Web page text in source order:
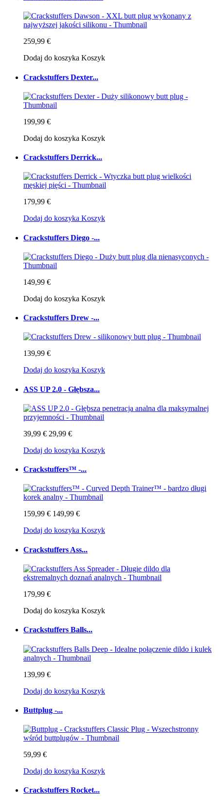
259,99 €
Dodaj do koszyka Koszyk
Crackstuffers Dexter...
199,99 €
Dodaj do koszyka Koszyk
Crackstuffers Derrick...
179,99 €
Dodaj do koszyka Koszyk
Crackstuffers Diego -...
149,99 €
Dodaj do koszyka Koszyk
Crackstuffers Drew -...
139,99 €
Dodaj do koszyka Koszyk
ASS UP 2.0 - Głębsza...
39,99 € 29,99 €
Dodaj do koszyka Koszyk
Crackstuffers™ -...
159,99 € 149,99 €
Dodaj do koszyka Koszyk
Crackstuffers Ass...
179,99 €
Dodaj do koszyka Koszyk
Crackstuffers Balls...
139,99 €
Dodaj do koszyka Koszyk
Buttplug -...
59,99 €
Dodaj do koszyka Koszyk
Crackstuffers Rocket...